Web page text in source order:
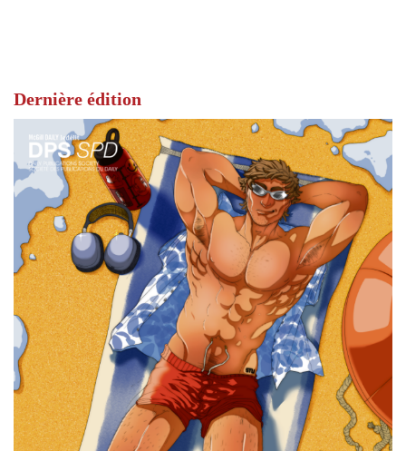
Dernière édition